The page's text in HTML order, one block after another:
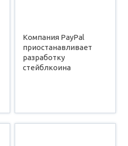
Компания PayPal
приостанавливает
разработку
стейблкоина